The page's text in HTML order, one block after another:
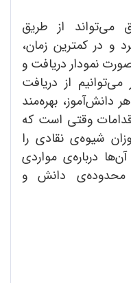
می‌تواند از طریق
و در کمترین زمان،
نمودار دریافت و
از دریافت
بهره‌مند
وقتی است که
شیوه‌ی نقادی را
درباره‌ی مواردی
دانش و